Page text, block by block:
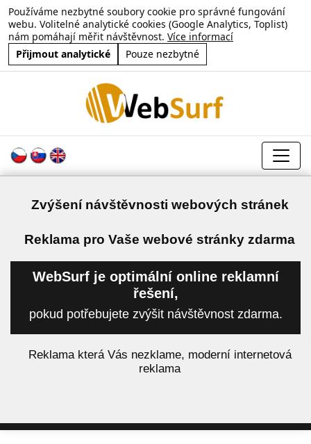
Používáme nezbytné soubory cookie pro správné fungování
webu. Volitelné analytické cookies (Google Analytics, Toplist)
nám pomáhají měřit návštěvnost. Více informací
Přijmout analytické
Pouze nezbytné
Zvýšení návštěvnosti webových stránek
Reklama pro Vaše webové stránky zdarma
WebSurf je optimální online reklamní
řešení,
pokud potřebujete zvýšit návštěvnost zdarma.
Reklama která Vás nezklame, moderní internetová
reklama